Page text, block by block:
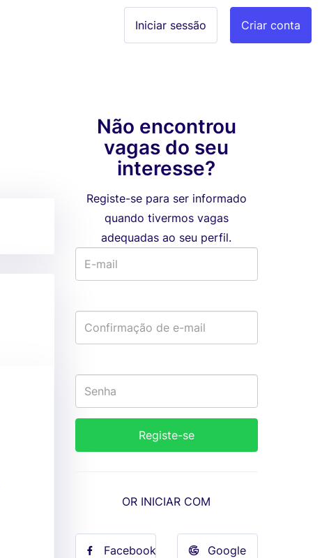
Criar conta
Iniciar sessão
Não encontrou
vagas do seu
interesse?
Registe-se para ser informado
quando tivermos vagas
adequadas ao seu perfil.
OR INICIAR COM
Facebook Google